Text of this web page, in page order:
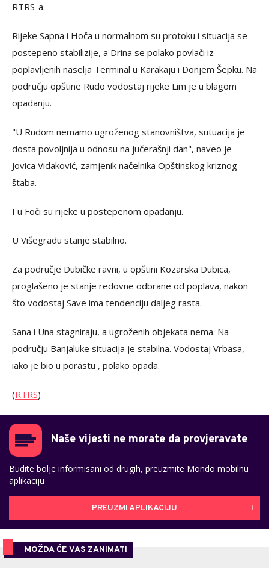
RTRS-a.
Rijeke Sapna i Hoča u normalnom su protoku i situacija se
postepeno stabilizije, a Drina se polako povlači iz
poplavljenih naselja Terminal u Karakaju i Donjem Šepku. Na
području opštine Rudo vodostaj rijeke Lim je u blagom
opadanju.
"U Rudom nemamo ugroženog stanovništva, sutuacija je
dosta povoljnija u odnosu na jučerašnji dan", naveo je
Јovica Vidaković, zamjenik načelnika Opštinskog kriznog
štaba.
I u Foči su rijeke u postepenom opadanju.
U Višegradu stanje stabilno.
Za područje Dubičke ravni, u opštini Kozarska Dubica,
proglašeno je stanje redovne odbrane od poplava, nakon
što vodostaj Save ima tendenciju daljeg rasta.
Sana i Una stagniraju, a ugroženih objekata nema. Na
području Banjaluke situacija je stabilna. Vodostaj Vrbasa,
iako je bio u porastu , polako opada.
(RTRS)
Naše vijesti ne morate da provjeravate
Budite bolje informisani od drugih, preuzmite Mondo mobilnu
aplikaciju
PREUZMI APLIKACIJU
MOŽDA ĆE VAS ZANIMATI